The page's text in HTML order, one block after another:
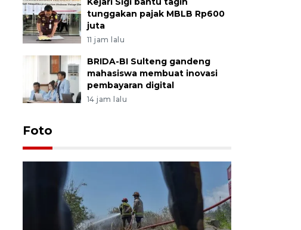
tunggakan pajak MBLB Rp600
juta
11 jam lalu
BRIDA-BI Sulteng gandeng
mahasiswa membuat inovasi
pembayaran digital
14 jam lalu
Foto